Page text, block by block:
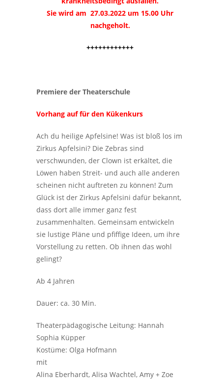
Sie wird am 27.03.2022 um 15.00 Uhr
nachgeholt.
++++++++++++
Premiere der Theaterschule
Vorhang auf für den Kükenkurs
Ach du heilige Apfelsine! Was ist bloß los im
Zirkus Apfelsini? Die Zebras sind
verschwunden, der Clown ist erkältet, die
Löwen haben Streit- und auch alle anderen
scheinen nicht auftreten zu können! Zum
Glück ist der Zirkus Apfelsini dafür bekannt,
dass dort alle immer ganz fest
zusammenhalten. Gemeinsam entwickeln
sie lustige Pläne und pfiffige Ideen, um ihre
Vorstellung zu retten. Ob ihnen das wohl
gelingt?
Ab 4 Jahren
Dauer: ca. 30 Min.
Theaterpädagogische Leitung: Hannah
Sophia Küpper
Kostüme: Olga Hofmann
mit
Alina Eberhardt, Alisa Wachtel, Amy + Zoe